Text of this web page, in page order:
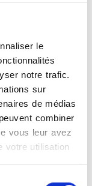
le
notre trafic.
sur
de médias
combiner
vous leur avez
votre utilisation
de
et
à offrir
et